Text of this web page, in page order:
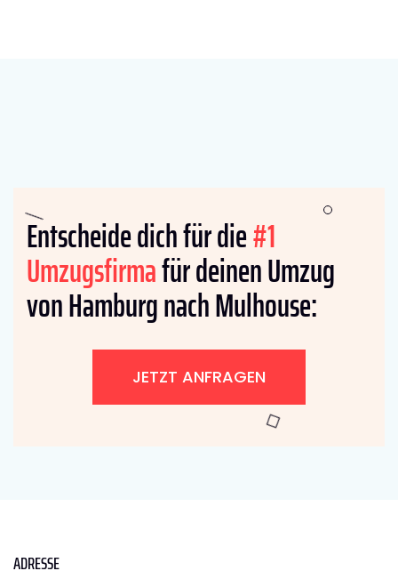
Entscheide dich für die#1
Umzugsfirmafür deinen Umzug
von Hamburg nach Mulhouse:
JETZT ANFRAGEN
ADRESSE